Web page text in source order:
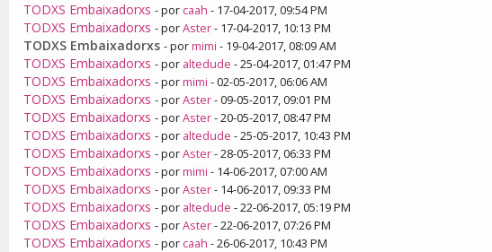
TODXS Embaixadorxs - por caah - 17-04-2017, 09:54 PM
TODXS Embaixadorxs - porAster- 17-04-2017, 10:13 PM
TODXS Embaixadorxs - pormimi - 19-04-2017, 08:09 AM
TODXS Embaixadorxs - por altedude - 25-04-2017, 01:47 PM
TODXS Embaixadorxs - pormimi - 02-05-2017, 06:06 AM
TODXS Embaixadorxs - porAster- 09-05-2017, 09:01 PM
TODXS Embaixadorxs - porAster- 20-05-2017, 08:47 PM
TODXS Embaixadorxs - por altedude - 25-05-2017, 10:43 PM
TODXS Embaixadorxs - porAster- 28-05-2017, 06:33 PM
TODXS Embaixadorxs - pormimi - 14-06-2017, 07:00 AM
TODXS Embaixadorxs - porAster- 14-06-2017, 09:33 PM
TODXS Embaixadorxs - por altedude - 22-06-2017, 05:19 PM
TODXS Embaixadorxs - porAster- 22-06-2017, 07:26 PM
TODXS Embaixadorxs - por caah - 26-06-2017, 10:43 PM